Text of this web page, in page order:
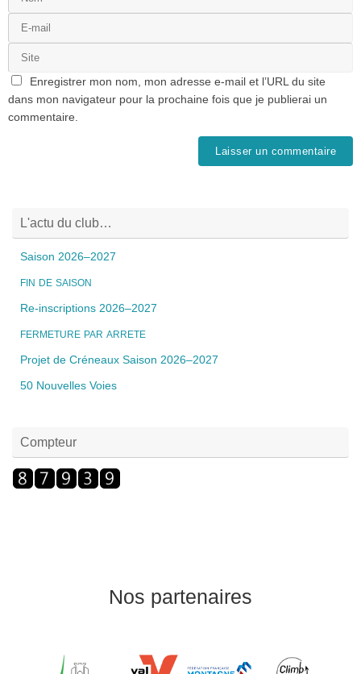
Enregistrer mon nom, mon adresse e-mail et l’URL du site
dans mon navigateur pour la prochaine fois que je publierai un
commentaire.
L'actu du club…
Saison 2026–2027
FIN DE SAISON
Re-inscriptions 2026–2027
FERMETURE PAR ARRETE
Projet de Créneaux Saison 2026–2027
50 Nouvelles Voies
Compteur
Nos partenaires